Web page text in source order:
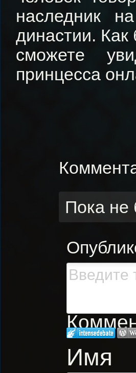
наследник
династии. Как
сможете
принцесса
Пока не
Имя